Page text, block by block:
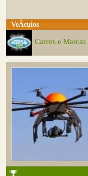
VeÃ­culos
Carros e Marcas